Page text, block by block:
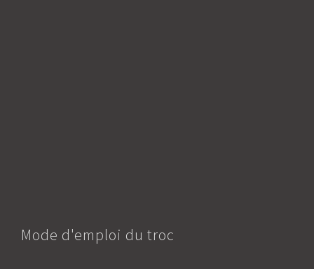
Mode d'emploi du troc